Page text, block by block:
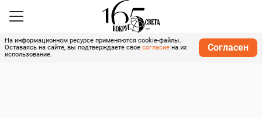
На информационном ресурсе применяются cookie-файлы.
Оставаясь на сайте, вы подтверждаете свое согласие на их
использование.
Согласен